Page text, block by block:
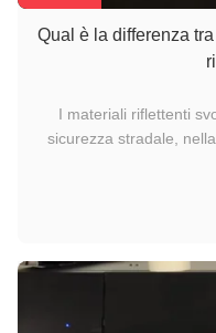
Qual è la differenza
I materiali riflettenti
sicurezza stradale,
di produttore
produce sia